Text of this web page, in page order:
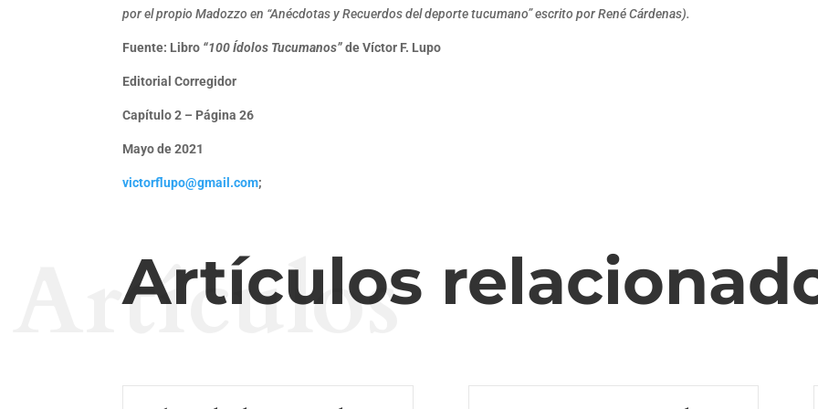
por el propio Madozzo en “Anécdotas y Recuerdos del deporte tucumano” escrito por René Cárdenas).
Fuente: Libro “100 Ídolos Tucumanos”de Víctor F. Lupo
Editorial Corregidor
Capítulo 2 – Página 26
Mayo de 2021
victorflupo@gmail.com;
Artículos
Artículos